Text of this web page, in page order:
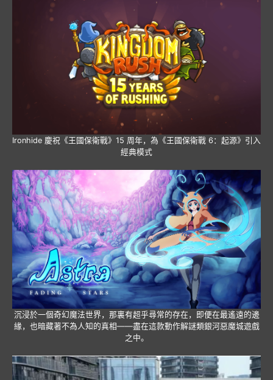
Ironhide 慶祝《王國保衛戰》15 周年，為《王國保衛戰 6：起源》引入
經典模式
沉浸於一個奇幻魔法世界，那裏有超乎尋常的存在，即便在最遙遠的邊
緣，也暗藏著不為人知的真相——盡在這款動作解謎類銀河惡魔城遊戲
之中。